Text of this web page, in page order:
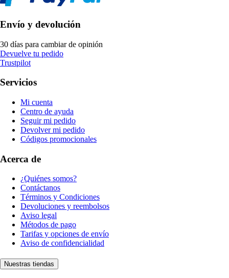
Envío y devolución
30 días para cambiar de opinión
Devuelve tu pedido
Trustpilot
Servicios
Mi cuenta
Centro de ayuda
Seguir mi pedido
Devolver mi pedido
Códigos promocionales
Acerca de
¿Quiénes somos?
Contáctanos
Términos y Condiciones
Devoluciones y reembolsos
Aviso legal
Métodos de pago
Tarifas y opciones de envío
Aviso de confidencialidad
Nuestras tiendas